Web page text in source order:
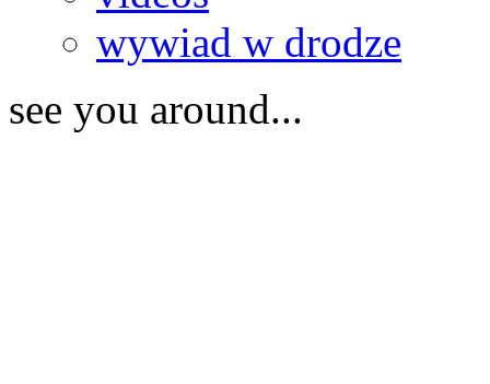
wywiad w drodze
see you around...